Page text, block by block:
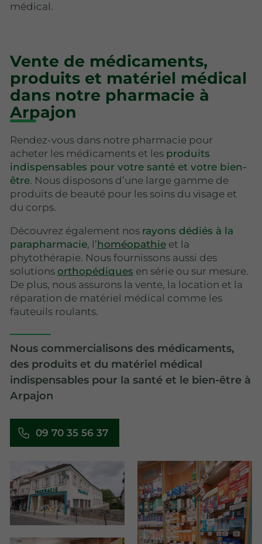
médical.
Vente de médicaments,
produits et matériel médical
dans notre pharmacie à
Arpajon
Rendez-vous dans notre pharmacie pour
acheter les médicaments et les produits
indispensables pour votre santé et votre bien-
être. Nous disposons d’une large gamme de
produits de beauté pour les soins du visage et
du corps.
Découvrez également nos rayons dédiés à la
parapharmacie, l’homéopathie et la
phytothérapie. Nous fournissons aussi des
solutions orthopédiques en série ou sur mesure.
De plus, nous assurons la vente, la location et la
réparation de matériel médical comme les
fauteuils roulants.
Nous commercialisons des médicaments,
des produits et du matériel médical
indispensables pour la santé et le bien-être à
Arpajon
09 70 35 56 37